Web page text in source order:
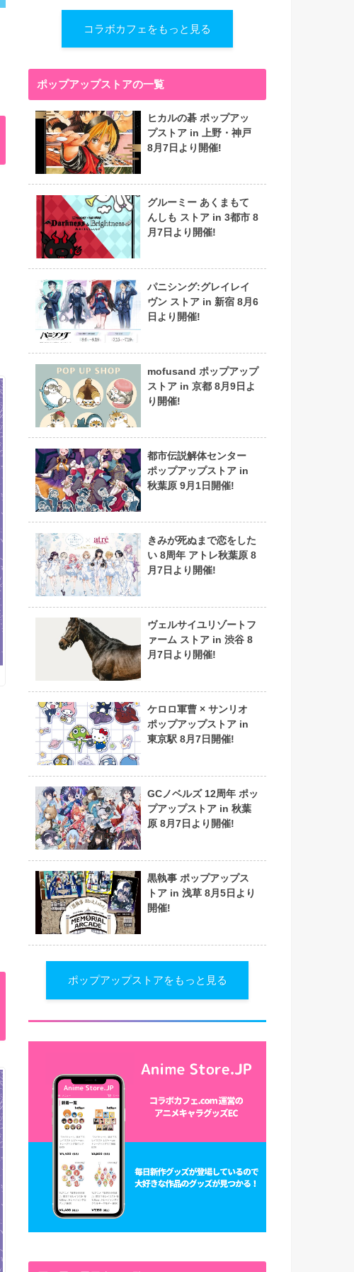
コラボカフェをもっと見る
ポップアップストアの一覧
ヒカルの碁 ポップアッ
プストア in 上野・神戸
8月7日より開催!
グルーミー あくまもて
んしも ストア in 3都市 8
月7日より開催!
パニシング:グレイレイ
ヴン ストア in 新宿 8月6
日より開催!
mofusand ポップアップ
ストア in 京都 8月9日よ
り開催!
都市伝説解体センター
ポップアップストア in
秋葉原 9月1日開催!
きみが死ぬまで恋をした
い 8周年 アトレ秋葉原 8
月7日より開催!
ヴェルサイユリゾートフ
ァーム ストア in 渋谷 8
月7日より開催!
ケロロ軍曹 × サンリオ
ポップアップストア in
東京駅 8月7日開催!
GCノベルズ 12周年 ポッ
プアップストア in 秋葉
原 8月7日より開催!
黒執事 ポップアップス
トア in 浅草 8月5日より
開催!
ポップアップストアをもっと見る